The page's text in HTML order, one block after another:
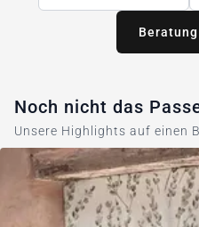
Noch nicht das
Unsere Highlights auf einen